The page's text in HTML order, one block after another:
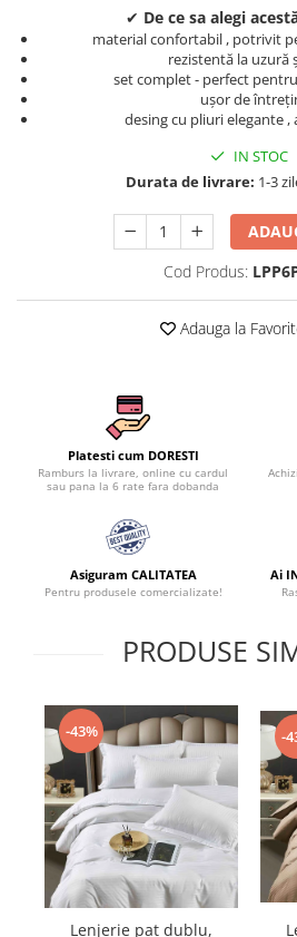
Lenjerii De Pat Premium Collection
Set Lenjerie De Pat, 7 Piese, Cu
Pilota / Cuvertura Inclusa
Set Lenjerie De Pat Jacquard Regal,
Lenjerii Damasc Egiptean King Size
Lenjerii De Pat Damasc 1 Persoana
Lenjerii De Pat, Imprimeu 3D, 1
✔ De ce sa alegi
material confortabil , potrivit
rezistentă la uzură
set complet - perfect
ușor de
desing cu pliuri elegante ,
IN STOC
Durata de livrare: 1-3
Cod Produs:
Adauga la
Platesti cum DORESTI
Ramburs la livrare, online cu cardul
sau pana la 6 rate fara dobanda
Asiguram CALITATEA
Pentru produsele comercializate!
Ai
PRODUSE
-43%
Lenjerie pat dublu,
-